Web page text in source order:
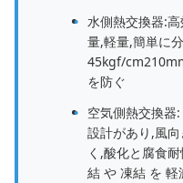
水側熱交換器:
量,軽量,簡単に
45kgf/
を防ぐ
空気側熱交換器
設計があり,風
く,酸化と腐食
結 や 凍結 を 軽